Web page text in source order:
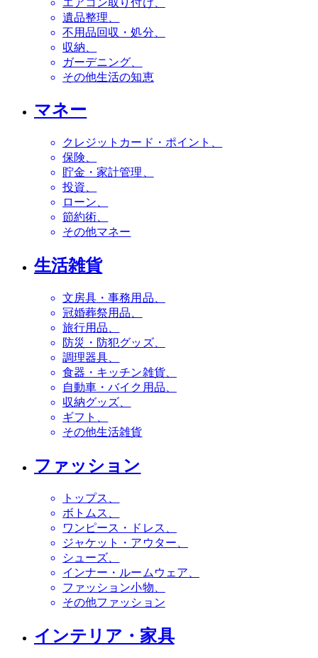
遺品整理
不用品回収・処分
収納
ガーデニング
その他生活の知恵
マネー
クレジットカード・ポイント
保険
貯金・家計管理
投資
ローン
節約術
その他マネー
生活雑貨
文房具・事務用品
冠婚葬祭用品
旅行用品
防災・防犯グッズ
調理器具
食器・キッチン雑貨
自動車・バイク用品
収納グッズ
ギフト
その他生活雑貨
ファッション
トップス
ボトムス
ワンピース・ドレス
ジャケット・アウター
シューズ
インナー・ルームウェア
ファッション小物
その他ファッション
インテリア・家具